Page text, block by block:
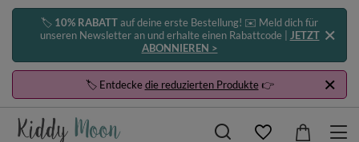
🏷️ 10% RABATTauf deine erste Bestellung! ✉️ Meld dich für
unseren Newsletter an und erhalte einen Rabattcode | JETZT
ABONNIEREN >
🏷️ Entdeckedie reduzierten Produkte👉